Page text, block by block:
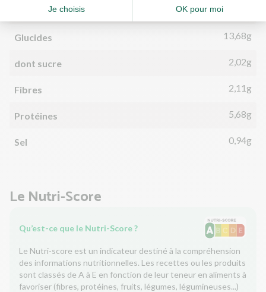
dont acides gras saturés
Glucides 13,68g
dont sucre 2,02g
Fibres 2,11g
Protéines 5,68g
Sel 0,94g
Le Nutri-Score
Qu’est-ce que le Nutri-Score ?
Le Nutri-score est un indicateur destiné à la compréhension
des informations nutritionnelles. Les recettes ou les produits
sont classés de A à E en fonction de leur teneur en aliments à
favoriser (fibres, protéines, fruits, légumes, légumineuses...)